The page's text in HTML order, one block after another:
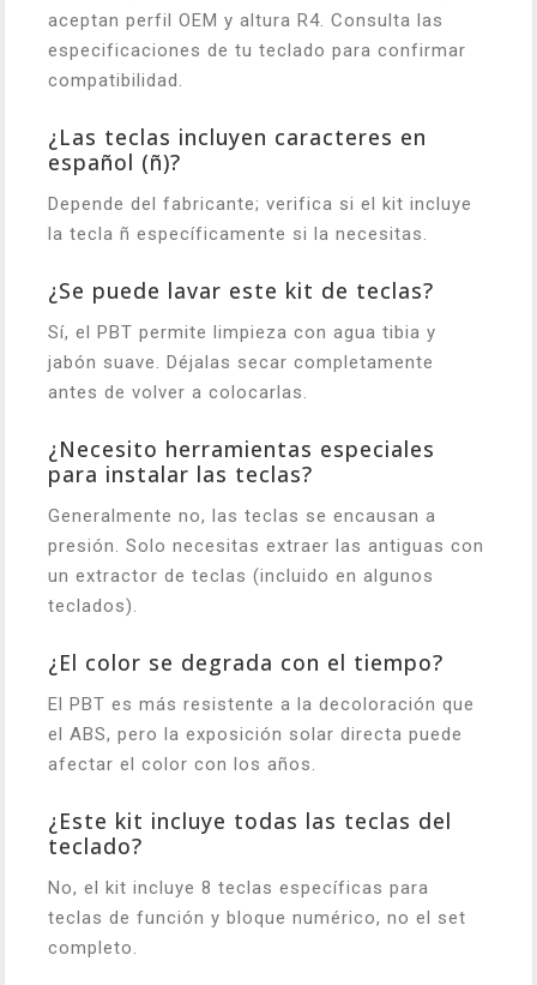
aceptan perfil OEM y altura R4. Consulta las
especificaciones de tu teclado para confirmar
compatibilidad.
¿Las teclas incluyen caracteres en
español (ñ)?
Depende del fabricante; verifica si el kit incluye
la tecla ñ específicamente si la necesitas.
¿Se puede lavar este kit de teclas?
Sí, el PBT permite limpieza con agua tibia y
jabón suave. Déjalas secar completamente
antes de volver a colocarlas.
¿Necesito herramientas especiales
para instalar las teclas?
Generalmente no, las teclas se encausan a
presión. Solo necesitas extraer las antiguas con
un extractor de teclas (incluido en algunos
teclados).
¿El color se degrada con el tiempo?
El PBT es más resistente a la decoloración que
el ABS, pero la exposición solar directa puede
afectar el color con los años.
¿Este kit incluye todas las teclas del
teclado?
No, el kit incluye 8 teclas específicas para
teclas de función y bloque numérico, no el set
completo.